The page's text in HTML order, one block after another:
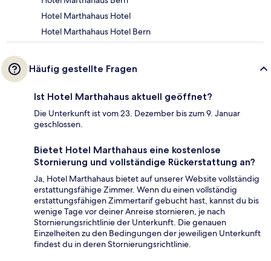
Hotel Marthahaus Hotel
Hotel Marthahaus Hotel Bern
Häufig gestellte Fragen
Ist Hotel Marthahaus aktuell geöffnet?
Die Unterkunft ist vom 23. Dezember bis zum 9. Januar
geschlossen.
Bietet Hotel Marthahaus eine kostenlose
Stornierung und vollständige Rückerstattung an?
Ja, Hotel Marthahaus bietet auf unserer Website vollständig
erstattungsfähige Zimmer. Wenn du einen vollständig
erstattungsfähigen Zimmertarif gebucht hast, kannst du bis
wenige Tage vor deiner Anreise stornieren, je nach
Stornierungsrichtlinie der Unterkunft. Die genauen
Einzelheiten zu den Bedingungen der jeweiligen Unterkunft
findest du in deren Stornierungsrichtlinie.